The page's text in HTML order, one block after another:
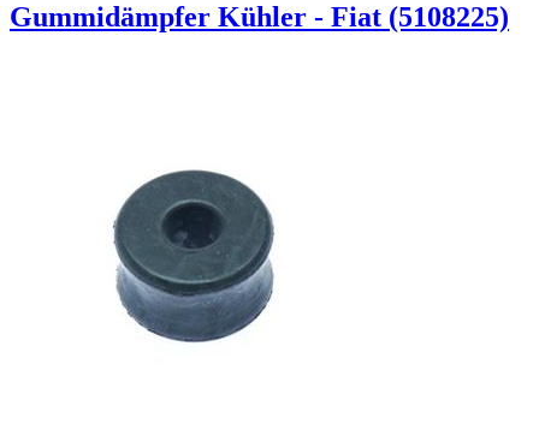
Gummidämpfer Kühler - Fiat (5108225)